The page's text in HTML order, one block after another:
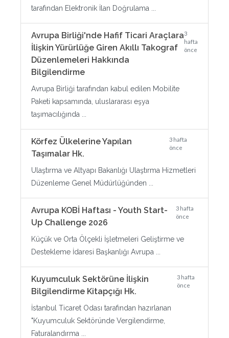
tarafından Elektronik İlan Doğrulama ...
Avrupa Birliği'nde Hafif Ticari Araçlara
İlişkin Yürürlüğe Giren Akıllı Takograf
Düzenlemeleri Hakkında
Bilgilendirme
3
hafta
önce
Avrupa Birliği tarafından kabul edilen Mobilite
Paketi kapsamında, uluslararası eşya
taşımacılığında ...
Körfez Ülkelerine Yapılan
Taşımalar Hk.
3 hafta
önce
Ulaştırma ve Altyapı Bakanlığı Ulaştırma Hizmetleri
Düzenleme Genel Müdürlüğünden ...
Avrupa KOBİ Haftası - Youth Start-
Up Challenge 2026
3 hafta
önce
Küçük ve Orta Ölçekli İşletmeleri Geliştirme ve
Destekleme İdaresi Başkanlığı Avrupa ...
Kuyumculuk Sektörüne İlişkin
Bilgilendirme Kitapçığı Hk.
3 hafta
önce
İstanbul Ticaret Odası tarafından hazırlanan
"Kuyumculuk Sektöründe Vergilendirme,
Faturalandırma ...